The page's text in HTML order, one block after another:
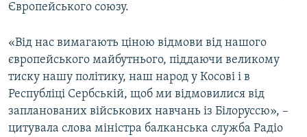
Європейського союзу.
«Від нас вимагають ціною відмови від нашого
європейського майбутнього, піддаючи великому
тиску нашу політику, наш народ у Косові і в
Республіці Сербській, щоб ми відмовилися від
запланованих військових навчань із Білоруссю», –
цитувала слова міністра балканська служба Радіо